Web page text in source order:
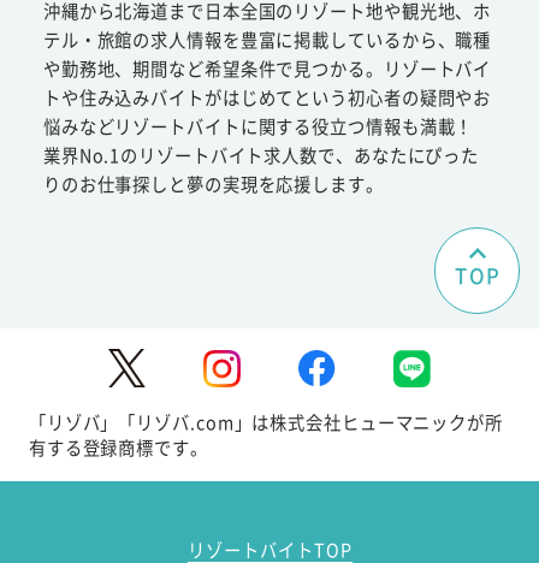
沖縄から北海道まで日本全国のリゾート地や観光地、ホ
テル・旅館の求人情報を豊富に掲載しているから、職種
や勤務地、期間など希望条件で見つかる。リゾートバイ
トや住み込みバイトがはじめてという初心者の疑問やお
悩みなどリゾートバイトに関する役立つ情報も満載！
業界No.1のリゾートバイト求人数で、あなたにぴった
りのお仕事探しと夢の実現を応援します。
TOP
「リゾバ」「リゾバ.com」は株式会社ヒューマニックが所
有する登録商標です。
リゾートバイトTOP